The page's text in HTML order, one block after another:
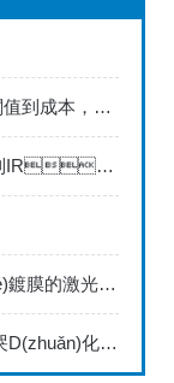
【偏振片選型全攻略】從光束損傷閾值到成本，實(shí)戰(zhàn)技巧一次搞定
超越傳統(tǒng)偏振片極限：從VIS到IR，揭秘線柵偏振片如何重塑光學(xué)傳感與檢測(cè)？
深度解析：如何突破高功率光學(xué)鍍膜的激光損傷閾值（LIDT）瓶頸？
熱電堆探測(cè)器一種能夠?qū)崃哭D(zhuǎn)化成電子信號(hào)的探測(cè)儀器